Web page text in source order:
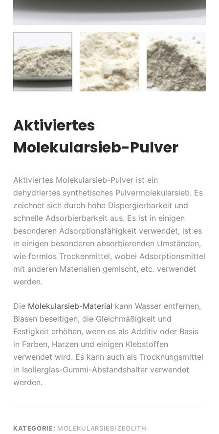
Aktiviertes
Molekularsieb-Pulver
Aktiviertes Molekularsieb-Pulver ist ein
dehydriertes synthetisches Pulvermolekularsieb. Es
zeichnet sich durch hohe Dispergierbarkeit und
schnelle Adsorbierbarkeit aus. Es ist in einigen
besonderen Adsorptionsfähigkeit verwendet, ist es
in einigen besonderen absorbierenden Umständen,
wie formlos Trockenmittel, wobei Adsorptionsmittel
mit anderen Materialien gemischt, etc. verwendet
werden.
Die Molekularsieb-Material kann Wasser entfernen,
Blasen beseitigen, die Gleichmäßigkeit und
Festigkeit erhöhen, wenn es als Additiv oder Basis
in Farben, Harzen und einigen Klebstoffen
verwendet wird. Es kann auch als Trocknungsmittel
in Isolierglas-Gummi-Abstandshalter verwendet
werden.
KATEGORIE: MOLEKULARSIEB/ZEOLITH